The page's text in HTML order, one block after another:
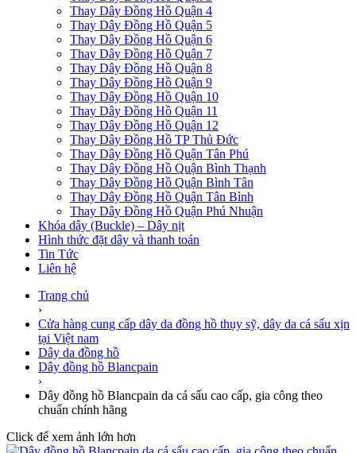
Thay Dây Đồng Hồ Quận 4
Thay Dây Đồng Hồ Quận 5
Thay Dây Đồng Hồ Quận 6
Thay Dây Đồng Hồ Quận 7
Thay Dây Đồng Hồ Quận 8
Thay Dây Đồng Hồ Quận 9
Thay Dây Đồng Hồ Quận 10
Thay Dây Đồng Hồ Quận 11
Thay Dây Đồng Hồ Quận 12
Thay Dây Đồng Hồ TP Thủ Đức
Thay Dây Đồng Hồ Quận Tân Phú
Thay Dây Đồng Hồ Quận Bình Thạnh
Thay Dây Đồng Hồ Quận Bình Tân
Thay Dây Đồng Hồ Quận Tân Bình
Thay Dây Đồng Hồ Quận Phú Nhuận
Khóa dây (Buckle) – Dây nịt
Hình thức đặt dây và thanh toán
Tin Tức
Liên hệ
Trang chủ
›
Cửa hàng cung cấp dây da đồng hồ thụy sỹ, dây da cá sấu xịn
tại Việt nam
Dây da đồng hồ
Dây đồng hồ Blancpain
›
Dây đồng hồ Blancpain da cá sấu cao cấp, gia công theo
chuẩn chính hãng
Click để xem ảnh lớn hơn